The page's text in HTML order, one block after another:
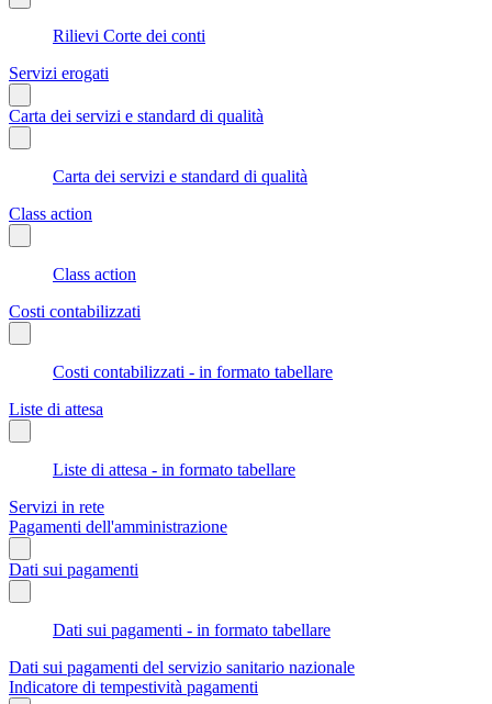
Rilievi Corte dei conti
Servizi erogati
Carta dei servizi e standard di qualità
Carta dei servizi e standard di qualità
Class action
Class action
Costi contabilizzati
Costi contabilizzati - in formato tabellare
Liste di attesa
Liste di attesa - in formato tabellare
Servizi in rete
Pagamenti dell'amministrazione
Dati sui pagamenti
Dati sui pagamenti - in formato tabellare
Dati sui pagamenti del servizio sanitario nazionale
Indicatore di tempestività pagamenti